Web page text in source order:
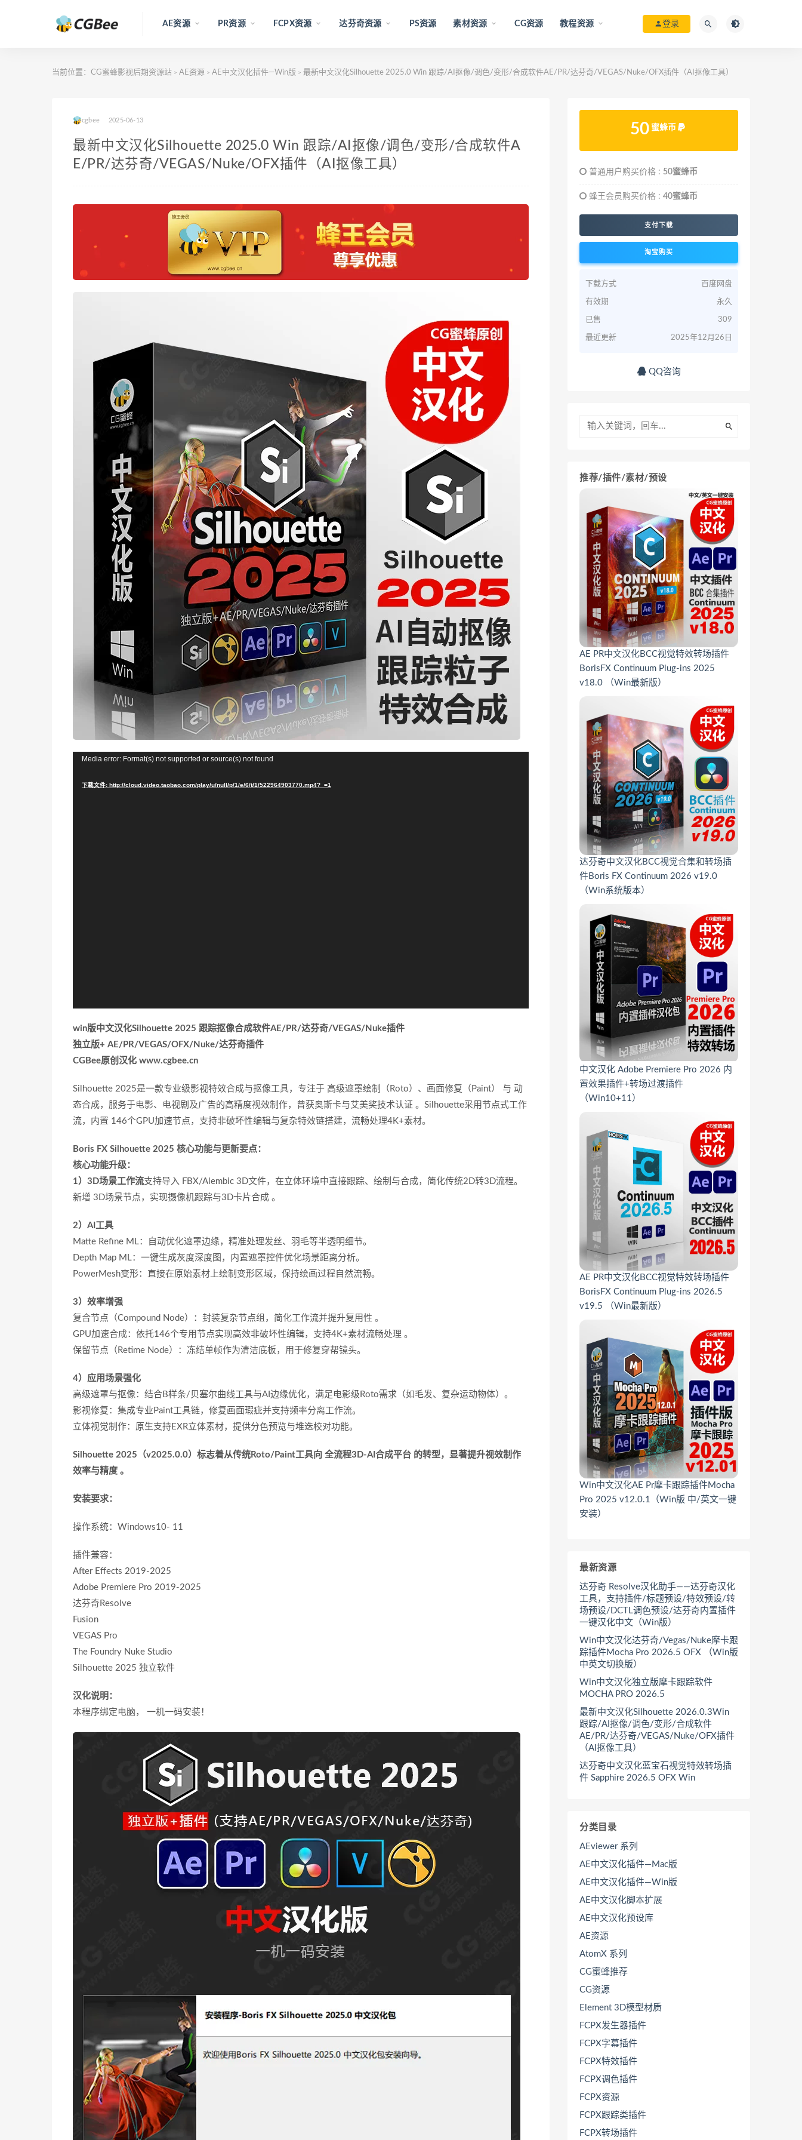
AE资源 PR资源 FCPX资源 达芬奇资源 PS资源 素材资源 CG资源 教程资源 登录
当前位置： CG蜜蜂影视后期资源站 > AE资源 > AE中文汉化插件—Win版 > 最新中文汉化Silhouette 2025.0 Win 跟踪/AI抠像/调色/变形/合成软件AE/PR/达芬奇/VEGAS/Nuke/OFX插件（AI抠像工具）
cgbee 2025-06-13
最新中文汉化Silhouette 2025.0 Win 跟踪/AI抠像/调色/变形/合成软件A
E/PR/达芬奇/VEGAS/Nuke/OFX插件（AI抠像工具）
Media error: Format(s) not supported or source(s) not found
下载文件: http://cloud.video.taobao.com/play/u/null/p/1/e/6/t/1/522964903770.mp4?_=1
win版中文汉化Silhouette 2025 跟踪抠像合成软件AE/PR/达芬奇/VEGAS/Nuke插件
独立版+ AE/PR/VEGAS/OFX/Nuke/达芬奇插件
CGBee原创汉化 www.cgbee.cn
Silhouette 2025是一款专业级影视特效合成与抠像工具，专注于 ‌高级遮罩绘制（Roto）‌、‌画面修复（Paint）‌ 与 ‌动
态合成‌，服务于电影、电视剧及广告的高精度视效制作，曾获奥斯卡与艾美奖技术认证 。Silhouette采用节点式工作
流‌，内置 ‌146个GPU加速节点‌，支持非破坏性编辑与复杂特效链搭建，流畅处理4K+素材。
Boris FX Silhouette 2025‌ 核心功能与更新要点：
核心功能升级‌：
1）‌3D场景工作流支持导入 ‌FBX/Alembic 3D文件‌，在立体环境中直接跟踪、绘制与合成，简化传统2D转3D流程。
新增 ‌3D场景节点‌，实现摄像机跟踪与3D卡片合成 。
2）AI工具‌
Matte Refine ML‌：自动优化遮罩边缘，精准处理发丝、羽毛等半透明细节。
‌Depth Map ML‌：一键生成灰度深度图，内置遮罩控件优化场景距离分析。
‌PowerMesh变形‌：直接在原始素材上绘制变形区域，保持绘画过程自然流畅。
3）效率增强‌
复合节点（Compound Node）‌：封装复杂节点组，简化工作流并提升复用性 。
‌GPU加速合成‌：依托146个专用节点实现高效非破坏性编辑，支持4K+素材流畅处理 。
‌保留节点（Retime Node）‌：冻结单帧作为清洁底板，用于修复穿帮镜头。
4）应用场景强化‌
‌高级遮罩与抠像‌：结合B样条/贝塞尔曲线工具与AI边缘优化，满足电影级Roto需求（如毛发、复杂运动物体）。
‌影视修复‌：集成专业Paint工具链，修复画面瑕疵并支持频率分离工作流。
‌立体视觉制作‌：原生支持EXR立体素材，提供分色预览与堆迭校对功能。
Silhouette 2025（v2025.0.0）标志着从传统Roto/Paint工具向 ‌全流程3D-AI合成平台‌ 的转型，显著提升视效制作
效率与精度 。
安装要求：
操作系统：Windows10- 11
插件兼容：
After Effects 2019-2025
Adobe Premiere Pro 2019-2025
达芬奇Resolve
Fusion
VEGAS Pro
The Foundry Nuke Studio
Silhouette 2025 独立软件
汉化说明：
本程序绑定电脑， 一机一码安装！
50 蜜蜂币
普通用户购买价格 : 50蜜蜂币
蜂王会员购买价格 : 40蜜蜂币
支付下载
淘宝购买
下载方式 百度网盘
有效期 永久
已售 309
最近更新 2025年12月26日
QQ咨询
推荐/插件/素材/预设
AE PR中文汉化BCC视觉特效转场插件
BorisFX Continuum Plug-ins 2025
v18.0 （Win最新版）
达芬奇中文汉化BCC视觉合集和转场插
件Boris FX Continuum 2026 v19.0
（Win系统版本）
中文汉化 Adobe Premiere Pro 2026 内
置效果插件+转场过渡插件
（Win10+11）
AE PR中文汉化BCC视觉特效转场插件
BorisFX Continuum Plug-ins 2026.5
v19.5 （Win最新版）
Win中文汉化AE Pr摩卡跟踪插件Mocha
Pro 2025 v12.0.1（Win版 中/英文一键
安装）
最新资源
达芬奇 Resolve汉化助手——达芬奇汉化
工具，支持插件/标题预设/特效预设/转
场预设/DCTL调色预设/达芬奇内置插件
一键汉化中文（Win版）
Win中文汉化达芬奇/Vegas/Nuke摩卡跟
踪插件Mocha Pro 2026.5 OFX （Win版
中英文切换版）
Win中文汉化独立版摩卡跟踪软件
MOCHA PRO 2026.5
最新中文汉化Silhouette 2026.0.3Win
跟踪/AI抠像/调色/变形/合成软件
AE/PR/达芬奇/VEGAS/Nuke/OFX插件
（AI抠像工具）
达芬奇中文汉化蓝宝石视觉特效转场插
件 Sapphire 2026.5 OFX Win
分类目录
AEviewer 系列
AE中文汉化插件—Mac版
AE中文汉化插件—Win版
AE中文汉化脚本扩展
AE中文汉化预设库
AE资源
AtomX 系列
CG蜜蜂推荐
CG资源
Element 3D模型材质
FCPX发生器插件
FCPX字幕插件
FCPX特效插件
FCPX调色插件
FCPX资源
FCPX跟踪类插件
FCPX转场插件